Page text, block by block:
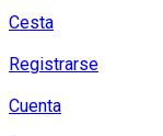
Cesta
Registrarse
Cuenta